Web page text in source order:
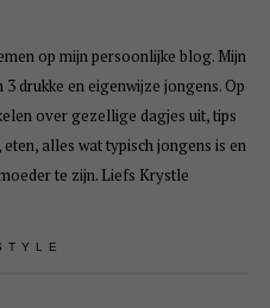
op mijn persoonlijke blog. Mijn
drukke en eigenwijze jongens. Op
over gezellige dagjes uit, tips
alles wat typisch jongens is en
te zijn. Liefs Krystle